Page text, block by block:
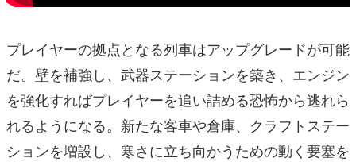
プレイヤーの拠点となる列車はアップグレードが可能
だ。壁を補強し、武器ステーションを築き、エンジン
を強化すればプレイヤーを追い詰める恐怖から逃れら
れるようになる。新たな客車や倉庫、クラフトステー
ションを増設し、寒さに立ち向かうための動く要塞を